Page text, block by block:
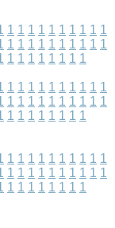
1 1 1 1 1 1 1 1 1 1
1 1 1 1 1 1 1 1 1 1
1 1 1 1 1 1 1 1
1 1 1 1 1 1 1 1 1 1
1 1 1 1 1 1 1 1 1 1
1 1 1 1 1 1 1 1
1 1 1 1 1 1 1 1 1 1
1 1 1 1 1 1 1 1 1 1
1 1 1 1 1 1 1 1